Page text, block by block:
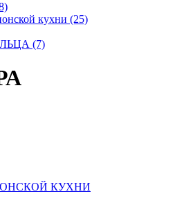
кухни (25)
(7)
КУХНИ